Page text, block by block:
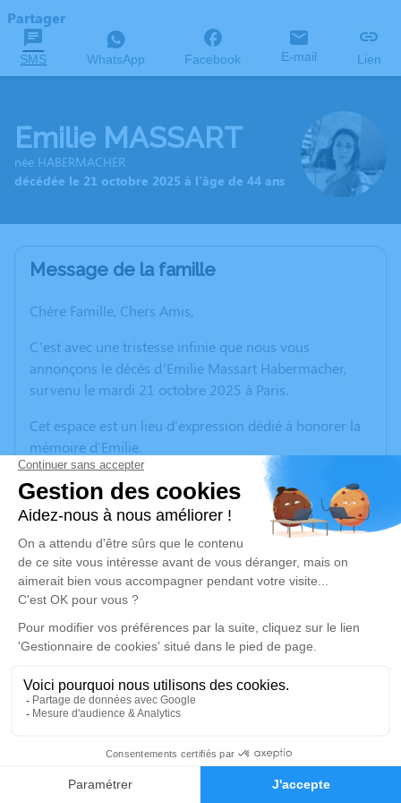
Faire-part Hommages
Partager
SMS WhatsApp Facebook E-mail Lien
Emilie MASSART
née HABERMACHER
décédée le 21 octobre 2025 à l'âge de 44 ans
Message de la famille
Chère Famille, Chers Amis,
C’est avec une tristesse infinie que nous vous
annonçons le décès d’Emilie Massart Habermacher,
survenu le mardi 21 octobre 2025 à Paris.
Cet espace est un lieu d'expression dédié à honorer la
mémoire d'Emilie.
Nous vous invitons à l'utiliser pour laisser vos
condoléances, partager des photos souvenirs, une
anecdote ou exprimer vos pensées à travers des
Une cérémonie se déroulera le lundi 27 octobre 2025 à
14h30 au Crématorium du Père-Lachaise - 55 rue des
Rondeaux - 75020 Paris (prévoir de venir en avance
pour se présenter à l'entrée au gardien qui vous
guidera). Nous pourrons nous rassembler après la
cérémonie aux Tables du Père Lachaise, au 44
boulevard de Ménilmontant, à 15 min à pied.
grandi et choisi de reposer, le vendredi 31 octobre
2025. La cérémonie aura lieu à 14h30 à la Halle au blé,